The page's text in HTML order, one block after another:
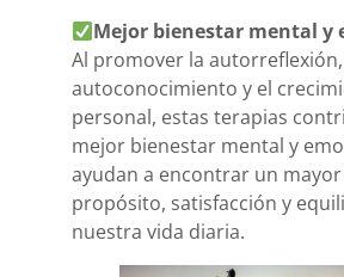
Mejor bienestar mental y
Al promover la
autoconocimiento y el
personal, estas terapias
mejor bienestar mental y
ayudan a encontrar un
propósito, satisfacción y
nuestra vida diaria.